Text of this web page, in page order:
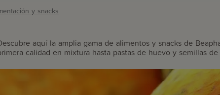
y snacks
aquí la amplia gama de alimentos y snacks de
calidad en mixtura hasta pastas de huevo y semillas